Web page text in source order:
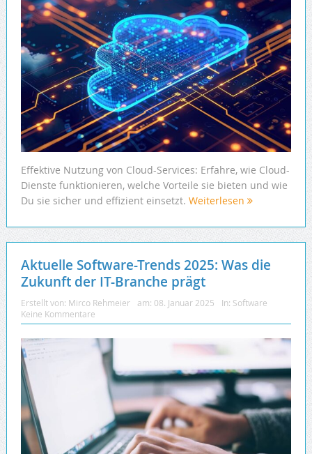
Effektive Nutzung von Cloud-Services: Erfahre, wie Cloud-
Dienste funktionieren, welche Vorteile sie bieten und wie
Du sie sicher und effizient einsetzt. Weiterlesen
Aktuelle Software-Trends 2025: Was die
Zukunft der IT-Branche prägt
Erstellt von: Mirco Rehmeier am: 08. Januar 2025 In: Software
Keine Kommentare